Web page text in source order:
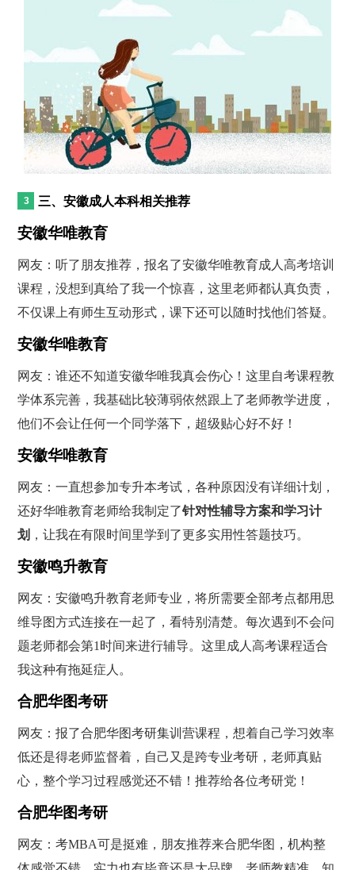
三、安徽成人本科相关推荐
安徽华唯教育
网友：听了朋友推荐，报名了安徽华唯教育成人高考培训
课程，没想到真给了我一个惊喜，这里老师都认真负责，
不仅课上有师生互动形式，课下还可以随时找他们答疑。
安徽华唯教育
网友：谁还不知道安徽华唯我真会伤心！这里自考课程教
学体系完善，我基础比较薄弱依然跟上了老师教学进度，
他们不会让任何一个同学落下，超级贴心好不好！
安徽华唯教育
网友：一直想参加专升本考试，各种原因没有详细计划，
还好华唯教育老师给我制定了针对性辅导方案和学习计
划 ，让我在有限时间里学到了更多实用性答题技巧。
安徽鸣升教育
网友：安徽鸣升教育老师专业，将所需要全部考点都用思
维导图方式连接在一起了，看特别清楚。每次遇到不会问
题老师都会第1时间来进行辅导。这里成人高考课程适合
我这种有拖延症人。
合肥华图考研
网友：报了合肥华图考研集训营课程，想着自己学习效率
低还是得老师监督着，自己又是跨专业考研，老师真贴
心，整个学习过程感觉还不错！推荐给各位考研党！
合肥华图考研
网友：考MBA可是挺难，朋友推荐来合肥华图，机构整